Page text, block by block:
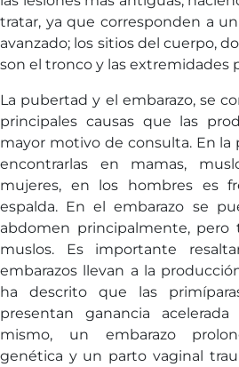
tratar, ya que corresponden a
avanzado; los sitios del cuerpo,
son el tronco y las extremidades
La pubertad y el embarazo, se
principales causas que las
mayor motivo de consulta. En
encontrarlas en mamas,
mujeres, en los hombres es
espalda. En el embarazo se
abdomen principalmente,
muslos. Es importante
embarazos llevan a la
ha descrito que las
presentan ganancia
mismo, un embarazo
genética y un parto vaginal